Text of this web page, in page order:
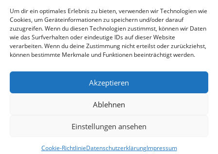
Um dir ein optimales Erlebnis zu bieten, verwenden wir Technologien wie
Cookies, um Geräteinformationen zu speichern und/oder darauf
zuzugreifen. Wenn du diesen Technologien zustimmst, können wir Daten
wie das Surfverhalten oder eindeutige IDs auf dieser Website
verarbeiten. Wenn du deine Zustimmung nicht erteilst oder zurückziehst,
können bestimmte Merkmale und Funktionen beeinträchtigt werden.
Akzeptieren
Ablehnen
Einstellungen ansehen
Cookie-RichtlinieDatenschutzerklärungImpressum